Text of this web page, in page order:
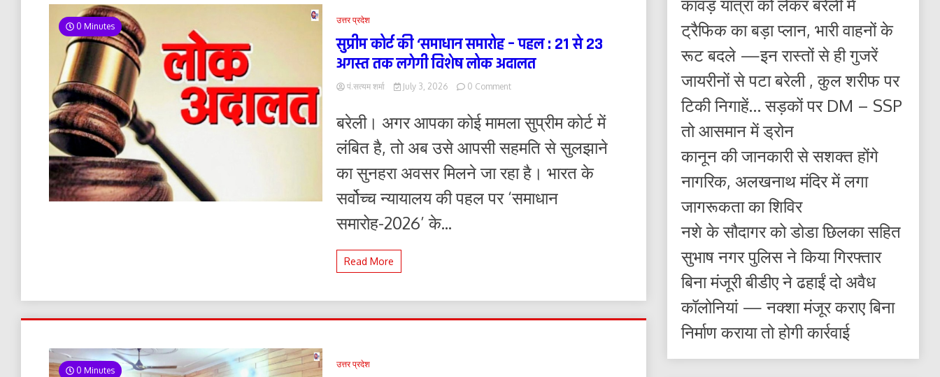
0 Minutes
उत्तर प्रदेश
सुप्रीम कोर्ट की ‘समाधान समारोह – पहल : 21 से 23
अगस्त तक लगेगी विशेष लोक अदालत
पं.सत्यम शर्मा July 3, 2026 0 Commenton
की
‘समाधान
समारोह
पहल
21
अदालत
बरेली। अगर आपका कोई मामला सुप्रीम कोर्ट में
लंबित है, तो अब उसे आपसी सहमति से सुलझाने
का सुनहरा अवसर मिलने जा रहा है। भारत के
सर्वोच्च न्यायालय की पहल पर ‘समाधान
समारोह-2026’ के...
Read More
0 Minutes
उत्तर प्रदेश
कांवड़ यात्रा को लेकर बरेली में
ट्रैफिक का बड़ा प्लान, भारी वाहनों के
रूट बदले —इन रास्तों से ही गुजरें
जायरीनों से पटा बरेली , कुल शरीफ पर
टिकी निगाहें… सड़कों पर DM – SSP
तो आसमान में ड्रोन
कानून की जानकारी से सशक्त होंगे
नागरिक, अलखनाथ मंदिर में लगा
जागरूकता का शिविर
नशे के सौदागर को डोडा छिलका सहित
सुभाष नगर पुलिस ने किया गिरफ्तार
बिना मंजूरी बीडीए ने ढहाईं दो अवैध
कॉलोनियां — नक्शा मंजूर कराए बिना
निर्माण कराया तो होगी कार्रवाई